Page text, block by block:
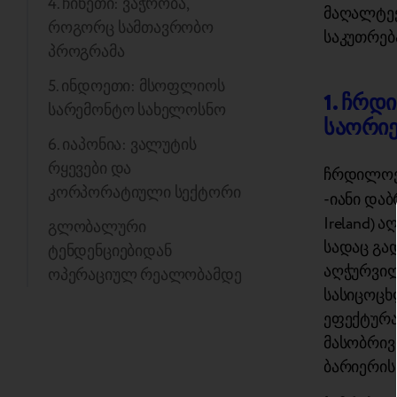
როგორც სამთავრობო
პროგრამა
5. ინდოეთი: მსოფლიოს
სარემონტო სახელოსნო
6. იაპონია: ვალუტის
რყევები და
კორპორატიული სექტორი
გლობალური
ტენდენციებიდან
ოპერაციულ რეალობამდე
1.
-იანი
Ireland)
სადაც
ბარიერის